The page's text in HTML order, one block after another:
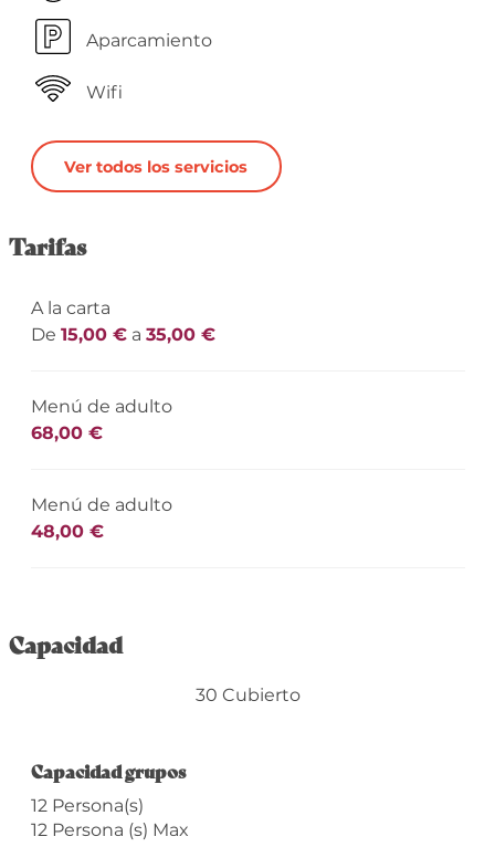
Aparcamiento
Wifi
Ver todos los servicios
Tarifas
A la carta
De 15,00 €a 35,00 €
Menú de adulto
68,00 €
Menú de adulto
48,00 €
Capacidad
30 Cubierto
Capacidad grupos
Capacidad grupos
12 Persona(s)
12 Persona (s) Max